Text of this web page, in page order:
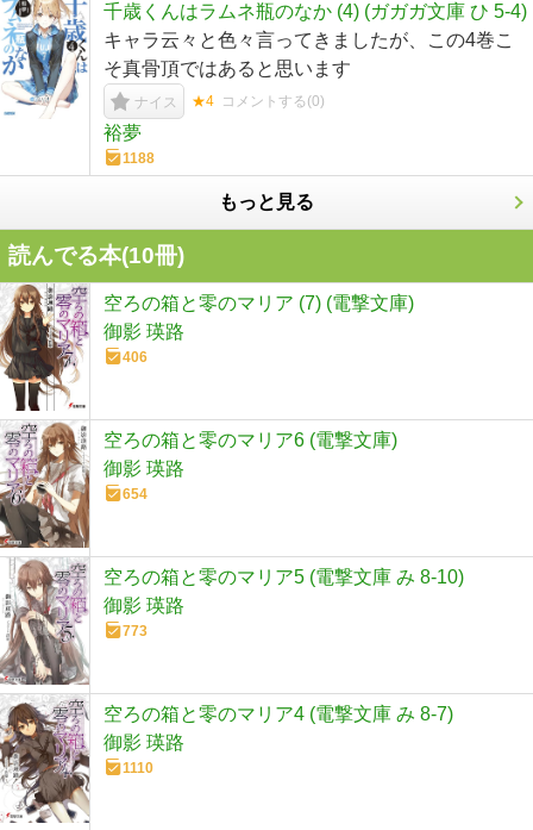
千歳くんはラムネ瓶のなか (4) (ガガガ文庫 ひ 5-4)
キャラ云々と色々言ってきましたが、この4巻こ
そ真骨頂ではあると思います
ナイス ★4 コメントする(0)
裕夢
1188
もっと見る
読んでる本(10冊)
空ろの箱と零のマリア (7) (電撃文庫)
御影 瑛路
406
空ろの箱と零のマリア6 (電撃文庫)
御影 瑛路
654
空ろの箱と零のマリア5 (電撃文庫 み 8-10)
御影 瑛路
773
空ろの箱と零のマリア4 (電撃文庫 み 8-7)
御影 瑛路
1110